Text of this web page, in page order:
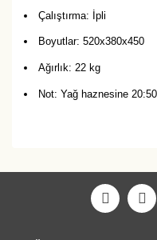
Çalıştırma: İpli
Boyutlar: 520x380x450
Ağırlık: 22 kg
Not: Yağ haznesine